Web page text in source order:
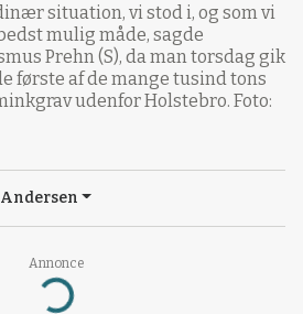
Annonce
Loading...
situation, vi stod i, og som vi
mulig måde, sagde
Prehn (S), da man torsdag gik
første af de mange tusind tons
udenfor Holstebro. Foto: